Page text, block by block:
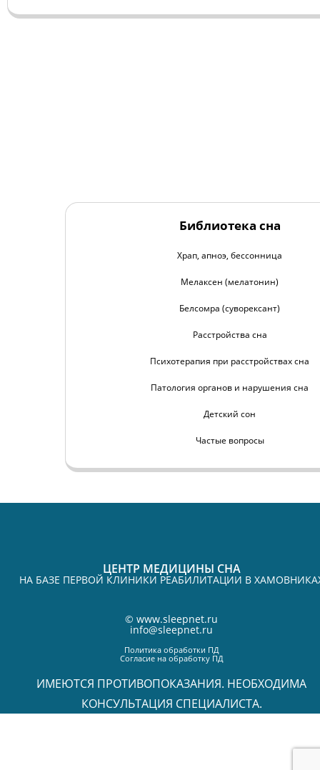
Библиотека сна
Храп, апноэ, бессонница
Мелаксен (мелатонин)
Белсомра (суворексант)
Расстройства сна
Психотерапия при расстройствах сна
Патология органов и нарушения сна
Детский сон
Частые вопросы
ЦЕНТР МЕДИЦИНЫ СНА
НА БАЗЕ ПЕРВОЙ КЛИНИКИ РЕАБИЛИТАЦИИ В
© www.sleepnet.ru
info@sleepnet.ru
Политика обработки ПД
Согласие на обработку ПД
ИМЕЮТСЯ ПРОТИВОПОКАЗАНИЯ. НЕОБХОДИМА
КОНСУЛЬТАЦИЯ СПЕЦИАЛИСТА.